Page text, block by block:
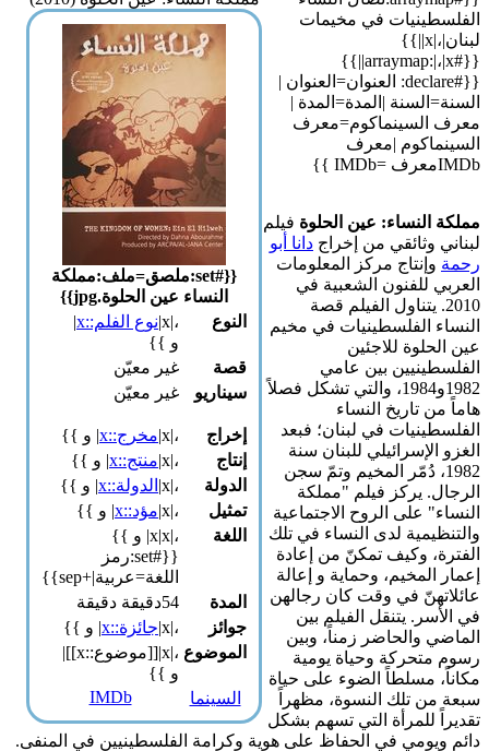
{{#set:ملصق=ملف:مملكة
النساء عين الحلوة.jpg}}
النوع
،|x| نوع الفلم::x
غير معيّن
سيناريو
غير معيّن
إخراج ،|x| مخرج::x | و }}
إنتاج
،|x| منتج::x | و }}
الدولة
،|x| الدولة::x | و }}
تمثيل
،|x| مؤد::x | و }}
اللغة
،|x|x| و }}
{{#set:رمز
اللغة=عربية|+sep}}
المدة
54دقيقة دقيقة
جوائز
،|x| جائزة::x | و }}
الموضوع
،|x|[[موضوع::x]]|
السينما
في مخيمات
لبنان|،|x||}}
{{#arraymap:|،|x||}}
{{#declare: العنوان=العنوان |
|المدة=المدة |
|معرف
عين الحلوةفيلم
وثائقي من إخراجدانا أبو
مركز المعلومات
للفنون الشعبية في
يتناول الفيلم قصة
الفلسطينيات في مخيم
للاجئين
بين عامي
1982و1984، والتي تشكل فصلاً
تاريخ النساء
في لبنان؛ فبعد
للبنان سنة
دُمّر المخيم وتمّ سجن
يركز فيلم "مملكة
على الروح الاجتماعية
لدى النساء في تلك
وكيف تمكنّ من إعادة
وحماية و إعالة
في وقت كان رجالهن
يتنقل الفيلم بين
والحاضر زمناً، وبين
وحياة يومية
مسلطاً الضوء على حياة
تلك النسوة، مظهراً
للمرأة التي تسهم بشكل
في الحفاظ على هوية وكرامة الفلسطينيين في المنفى.